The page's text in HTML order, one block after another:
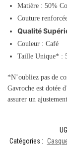
Matière : 50%
Couture
Qualité
Couleur : Café
Taille Unique* :
*N’oubliez pas de
Gavroche est dotée
assurer un
Catégories :